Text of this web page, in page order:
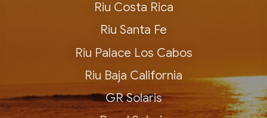
Riu Costa Rica
Riu Santa Fe
Riu Palace Los Cabos
Riu Baja California
GR Solaris